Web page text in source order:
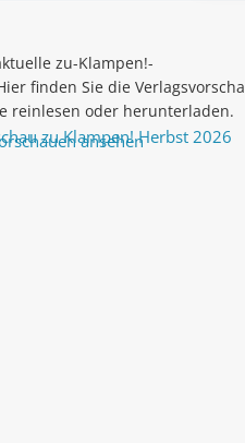
zu-Klampen!-
finden Sie die
reinlesen oder herunterladen.
zu Klampen! Herbst 2026
ansehen